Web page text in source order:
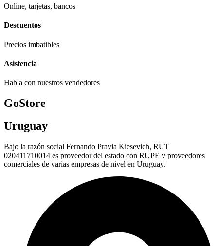
Online, tarjetas, bancos
Descuentos
Precios imbatibles
Asistencia
Habla con nuestros vendedores
GoStore
Uruguay
Bajo la razón social Fernando Pravia Kiesevich, RUT
020411710014 es proveedor del estado con RUPE y proveedores
comerciales de varias empresas de nivel en Uruguay.